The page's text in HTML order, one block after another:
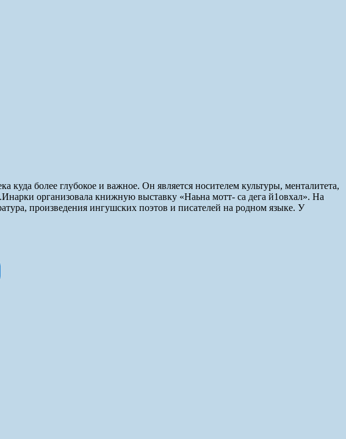
более глубокое и важное. Он является носителем культуры, менталитета,
организовала книжную выставку «Наьна мотт- са дега й1овхал». На
произведения ингушских поэтов и писателей на родном языке. У